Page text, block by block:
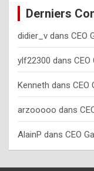
Derniers
didier_v dans CEO
ylf22300 dans
Kenneth dans CEO
arzooooo dans
AlainP dans CEO